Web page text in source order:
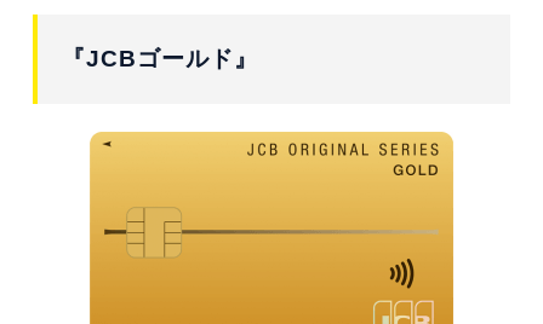
『JCBゴールド』